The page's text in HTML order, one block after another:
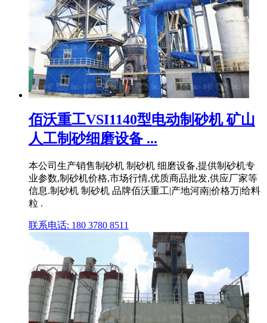
佰沃重工VSI1140型电动制砂机 矿山
人工制砂细磨设备 ...
本公司生产销售制砂机 制砂机 细磨设备,提供制砂机专
业参数,制砂机价格,市场行情,优质商品批发,供应厂家等
信息.制砂机 制砂机 品牌佰沃重工|产地河南|价格万|给料
粒 .
联系电话: 180 3780 8511